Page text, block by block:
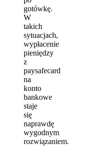
gotówkę.
W
takich
sytuacjach,
wypłacenie
pieniędzy
z
paysafecard
na
konto
bankowe
staje
się
naprawdę
wygodnym
rozwiązaniem.